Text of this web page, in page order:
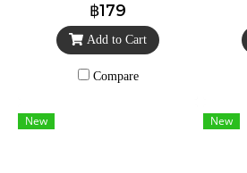
ดัส) อายแชโดว์ เนื้อมูสนุ่มละ
มุน ราคาตลับละ 99.- (จาก
ราคาปกติ 179.-)
฿179
Add to Cart
Compare
อค
คุช
(จ
ที่เ
New New